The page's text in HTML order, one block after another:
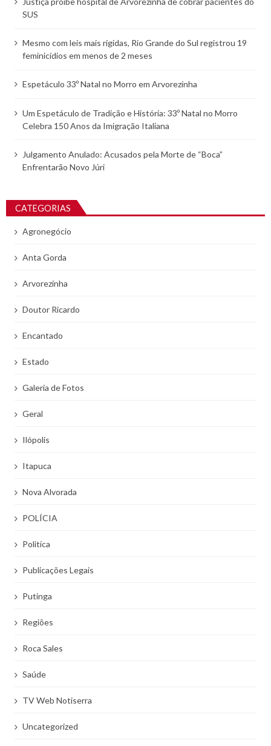
SUS
Mesmo com leis mais rígidas, Rio Grande do Sul registrou 19
feminicídios em menos de 2 meses
Espetáculo 33º Natal no Morro em Arvorezinha
Um Espetáculo de Tradição e História: 33º Natal no Morro
Celebra 150 Anos da Imigração Italiana
Julgamento Anulado: Acusados pela Morte de “Boca”
Enfrentarão Novo Júri
CATEGORIAS
Agronegócio
Anta Gorda
Arvorezinha
Doutor Ricardo
Encantado
Estado
Galeria de Fotos
Geral
Ilópolis
Itapuca
Nova Alvorada
POLÍCIA
Politíca
Publicações Legais
Putinga
Regiões
Roca Sales
Saúde
TV Web Notiserra
Uncategorized